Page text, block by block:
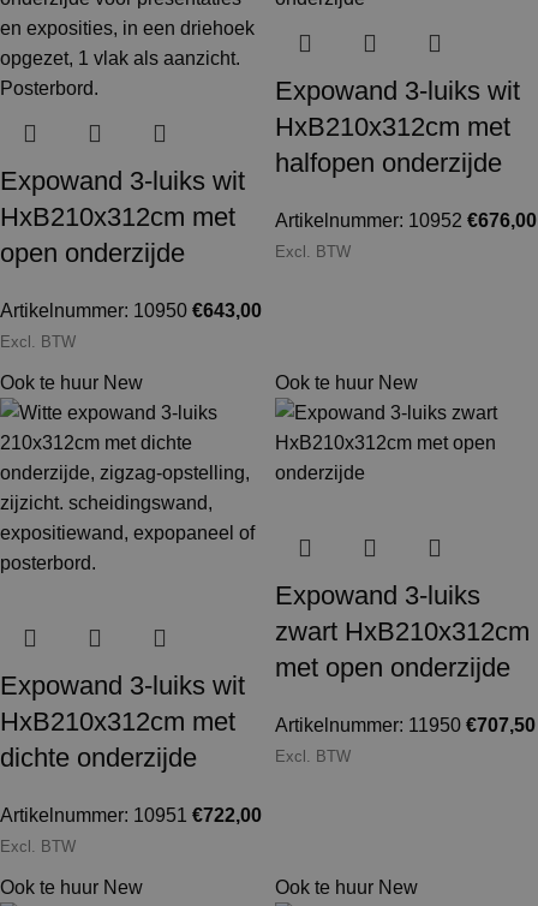
Expowand 3-luiks wit
HxB210x312cm met
open onderzijde
Artikelnummer: 10950 €643,00
Excl. BTW
Expowand 3-luiks wit
HxB210x312cm met
halfopen onderzijde
Artikelnummer: 10952 €676,00
Excl. BTW
Ook te huur New
Expowand 3-luiks wit
HxB210x312cm met
dichte onderzijde
Artikelnummer: 10951 €722,00
Excl. BTW
Ook te huur New
Expowand 3-luiks
zwart HxB210x312cm
met open onderzijde
Artikelnummer: 11950 €707,50
Excl. BTW
Ook te huur New Ook te huur New